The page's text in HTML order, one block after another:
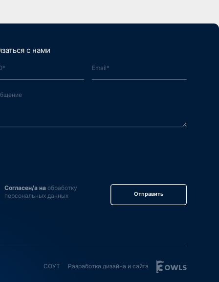
с нами
Согласен/а наобработку
персональных данных
Отправить
СОУТ Разработка дизайна и сайта